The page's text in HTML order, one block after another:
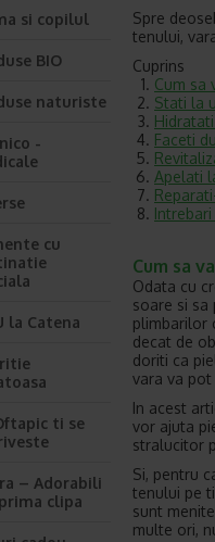
Spre
tenului,
Cuprins
Cum sa
Stati la
Faceti
Apelati
Cum sa
Odata cu
soare si sa
plimbarilor
decat de
doriti ca
vara va
In acest
vor ajuta
stralucitor
Si, pentru
tenului pe
sunt
multe ori,
si copilul
BIO
naturiste
-
cu
la Catena
ti se
– Adorabili
clipa